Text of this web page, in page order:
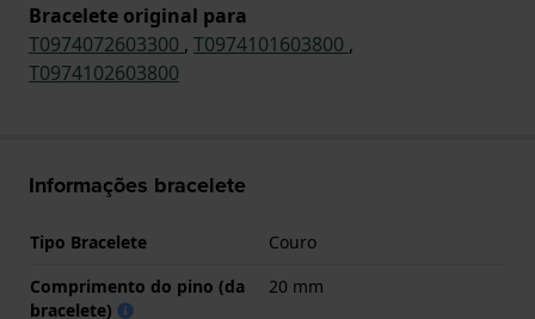
Bracelete original para
T0974072603300 , T0974101603800 ,
T0974102603800
Informações bracelete
Tipo Bracelete
Couro
Comprimento do pino (da
bracelete)
20 mm